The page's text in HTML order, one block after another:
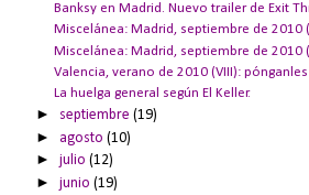
Banksy en Madrid. Nuevo trailer de Exit
Miscelánea: Madrid, septiembre de 2010
Miscelánea: Madrid, septiembre de 2010
Valencia, verano de 2010 (VIII):
La huelga general según El Keller.
► septiembre(19)
► agosto(10)
►julio(12)
►junio(19)